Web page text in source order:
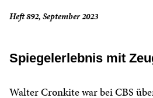
Heft 892, September 2023
Spiegelerlebnis mit
Walter Cronkite war bei CBS